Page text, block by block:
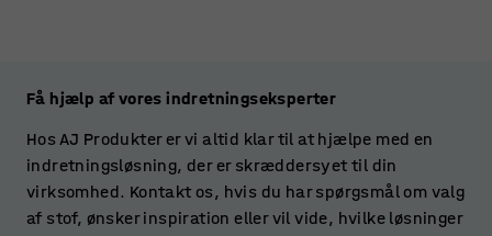
Få hjælp af vores indretningseksperter
Hos AJ Produkter er vi altid klar til at hjælpe med en
indretningsløsning, der er skræddersyet til din
virksomhed. Kontakt os, hvis du har spørgsmål om valg
af stof, ønsker inspiration eller vil vide, hvilke løsninger